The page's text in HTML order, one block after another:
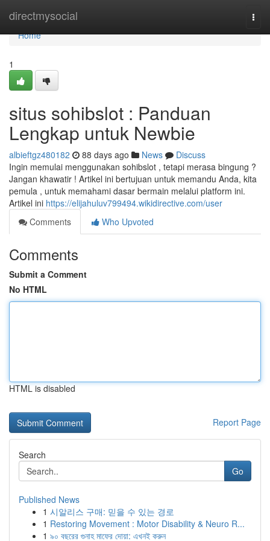
directmysocial
Home
Home
1
situs sohibslot : Panduan
Lengkap untuk Newbie
albieftgz480182 88 days ago News
Discuss
Ingin memulai menggunakan sohibslot , tetapi merasa bingung ?
Jangan khawatir ! Artikel ini bertujuan untuk memandu Anda, kita
pemula , untuk memahami dasar bermain melalui platform ini.
Artikel ini https://elijahuluv799494.wikidirective.com/user
Comments
Who Upvoted
Comments
Submit a Comment
No HTML
HTML is disabled
Report Page
Search
Go
Published News
1 시알리스 구매: 믿을 수 있는 경로
1 Restoring Movement : Motor Disability & Neuro R...
1 ৯০ বছরের গুনাহ মাফের দোয়া: এখনই করুন